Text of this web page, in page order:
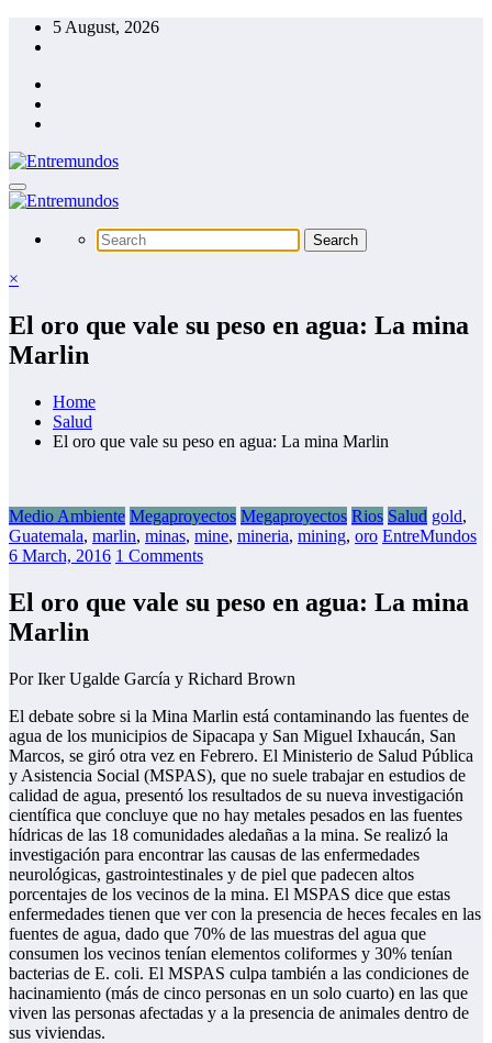
Skip
5 August, 2026
×
El oro que vale su peso en agua: La mina
Marlin
Home
Salud
El oro que vale su peso en agua: La mina Marlin
Medio Ambiente Megaproyectos Megaproyectos Rios Salud gold,
Guatemala, marlin, minas, mine, mineria, mining, oro EntreMundos
6 March, 2016 1 Comments
El oro que vale su peso en agua: La mina
Marlin
Por Iker Ugalde García y Richard Brown
El debate sobre si la Mina Marlin está contaminando las fuentes de
agua de los municipios de Sipacapa y San Miguel Ixhaucán, San
Marcos, se giró otra vez en Febrero. El Ministerio de Salud Pública
y Asistencia Social (MSPAS), que no suele trabajar en estudios de
calidad de agua, presentó los resultados de su nueva investigación
científica que concluye que no hay metales pesados en las fuentes
hídricas de las 18 comunidades aledañas a la mina. Se realizó la
investigación para encontrar las causas de las enfermedades
neurológicas, gastrointestinales y de piel que padecen altos
porcentajes de los vecinos de la mina. El MSPAS dice que estas
enfermedades tienen que ver con la presencia de heces fecales en las
fuentes de agua, dado que 70% de las muestras del agua que
consumen los vecinos tenían elementos coliformes y 30% tenían
bacterias de E. coli. El MSPAS culpa también a las condiciones de
hacinamiento (más de cinco personas en un solo cuarto) en las que
viven las personas afectadas y a la presencia de animales dentro de
sus viviendas.